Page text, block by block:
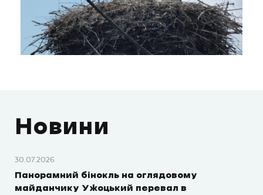
Новини
30.07.2026
Панорамний бінокль на оглядовому
майданчику Ужоцький перевал в